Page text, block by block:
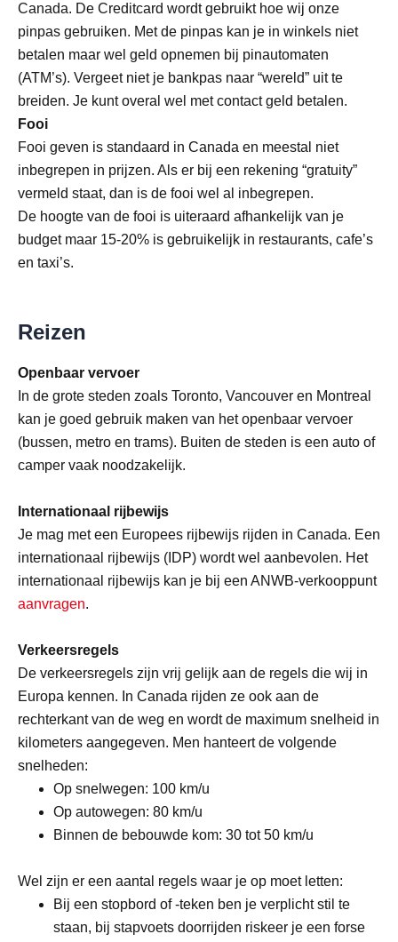
Canada. De Creditcard wordt gebruikt hoe wij onze
pinpas gebruiken. Met de pinpas kan je in winkels niet
betalen maar wel geld opnemen bij pinautomaten
(ATM’s). Vergeet niet je bankpas naar “wereld” uit te
breiden. Je kunt overal wel met contact geld betalen.
Fooi
Fooi geven is standaard in Canada en meestal niet
inbegrepen in prijzen. Als er bij een rekening “gratuity”
vermeld staat, dan is de fooi wel al inbegrepen.
De hoogte van de fooi is uiteraard afhankelijk van je
budget maar 15-20% is gebruikelijk in restaurants, cafe’s
en taxi’s.
Reizen
Openbaar vervoer
In de grote steden zoals Toronto, Vancouver en Montreal
kan je goed gebruik maken van het openbaar vervoer
(bussen, metro en trams). Buiten de steden is een auto of
camper vaak noodzakelijk.
Internationaal rijbewijs
Je mag met een Europees rijbewijs rijden in Canada. Een
internationaal rijbewijs (IDP) wordt wel aanbevolen. Het
internationaal rijbewijs kan je bij een ANWB-verkooppunt
aanvragen.
Verkeersregels
De verkeersregels zijn vrij gelijk aan de regels die wij in
Europa kennen. In Canada rijden ze ook aan de
rechterkant van de weg en wordt de maximum snelheid in
kilometers aangegeven. Men hanteert de volgende
snelheden:
Op snelwegen: 100 km/u
Op autowegen: 80 km/u
Binnen de bebouwde kom: 30 tot 50 km/u
Wel zijn er een aantal regels waar je op moet letten:
Bij een stopbord of -teken ben je verplicht stil te
staan, bij stapvoets doorrijden riskeer je een forse